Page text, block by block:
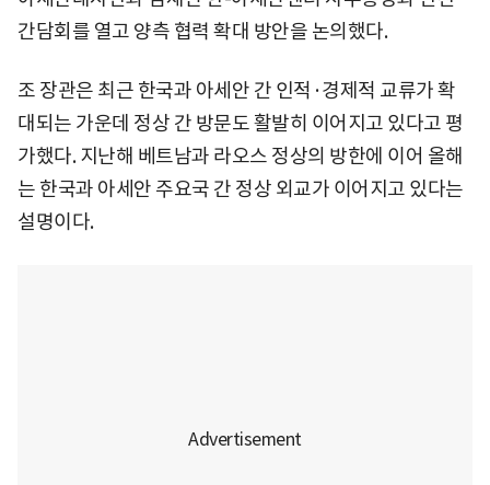
간담회를 열고 양측 협력 확대 방안을 논의했다.
조 장관은 최근 한국과 아세안 간 인적·경제적 교류가 확
대되는 가운데 정상 간 방문도 활발히 이어지고 있다고 평
가했다. 지난해 베트남과 라오스 정상의 방한에 이어 올해
는 한국과 아세안 주요국 간 정상 외교가 이어지고 있다는
설명이다.